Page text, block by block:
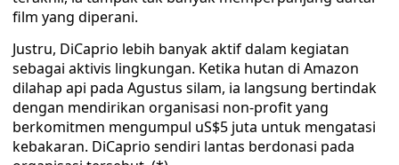
film yang diperani.
Justru, DiCaprio lebih banyak aktif dalam kegiatan
sebagai aktivis lingkungan. Ketika hutan di Amazon
dilahap api pada Agustus silam, ia langsung bertindak
dengan mendirikan organisasi non-profit yang
berkomitmen mengumpul uS$5 juta untuk mengatasi
kebakaran. DiCaprio sendiri lantas berdonasi pada